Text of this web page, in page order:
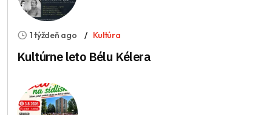
1 týždeň ago Kultúra
Kultúrne leto Bélu Kélera